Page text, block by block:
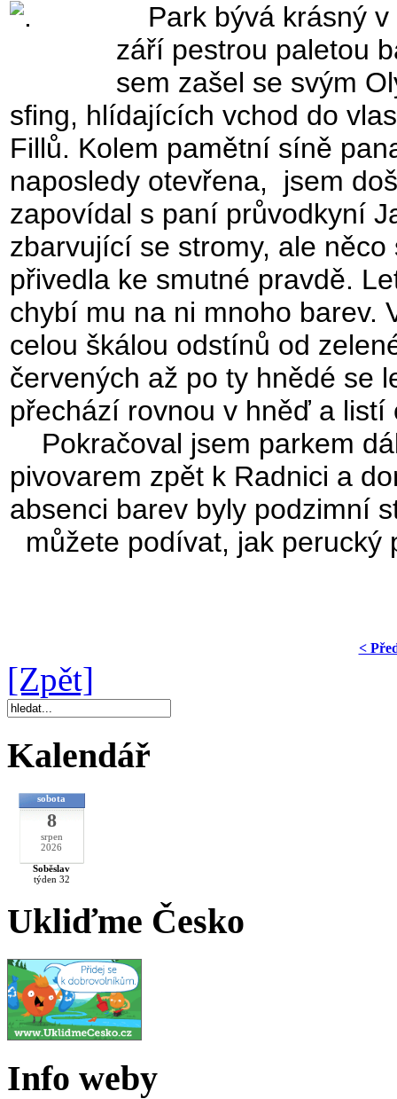
Park bývá krásný v
září pestrou paletou
sem zašel se svým
sfing, hlídajících vchod do
Fillů. Kolem pamětní síně
naposledy otevřena, jsem
zapovídal s paní průvodkyní
zbarvující se stromy, ale
přivedla ke smutné pravdě.
chybí mu na ni mnoho barev.
celou škálou odstínů od
červených až po ty hnědé se
přechází rovnou v hněď a listí
Pokračoval jsem parkem
pivovarem zpět k Radnici a
absenci barev byly podzimní
můžete podívat, jak perucký
<
[Zpět]
Kalendář
sobota
8
srpen
2026
Soběslav
týden 32
Ukliďme Česko
Info weby